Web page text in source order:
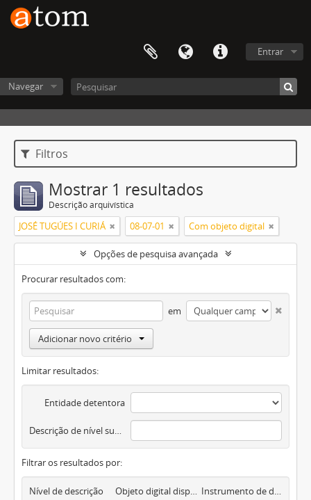
Entrar
Navegar
Filtros
Mostrar 1 resultados
Descrição arquivística
JOSÉ TUGÚES I CURIÁ 08-07-01 Com objeto digital
Opções de pesquisa avançada
Procurar resultados com:
em
Adicionar novo critério
Limitar resultados:
Entidade detentora
Descrição de nível superior
Filtrar os resultados por:
Nível de descrição Objeto digital disponível Instrumento de descrição documental